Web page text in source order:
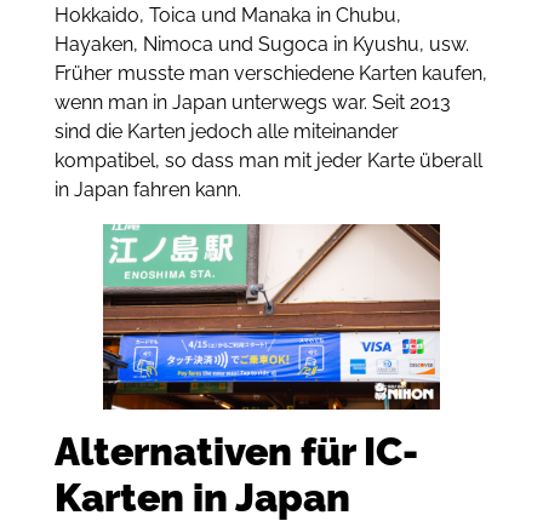
Hokkaido, Toica und Manaka in Chubu,
Hayaken, Nimoca und Sugoca in Kyushu, usw.
Früher musste man verschiedene Karten kaufen,
wenn man in Japan unterwegs war. Seit 2013
sind die Karten jedoch alle miteinander
kompatibel, so dass man mit jeder Karte überall
in Japan fahren kann.
Alternativen für IC-
Karten in Japan